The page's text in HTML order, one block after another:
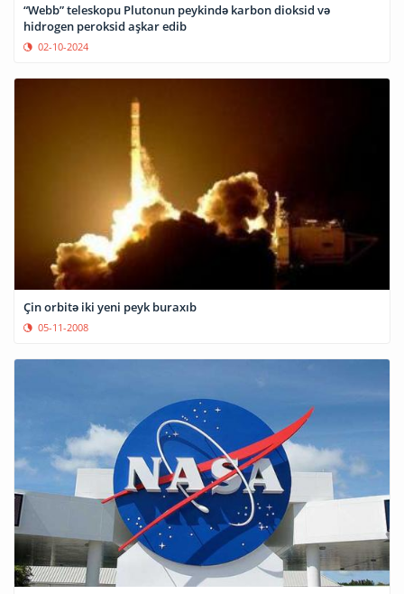
“Webb” teleskopu Plutonun peykində karbon dioksid və
hidrogen peroksid aşkar edib
02-10-2024
Çin orbitə iki yeni peyk buraxıb
05-11-2008